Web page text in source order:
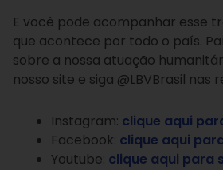
E você pode acompanhar esse
que acontece por todo o país.
sobre a nossa atuação
nosso site e siga @LBVBrasil nas
Instagram: clique aqui
Facebook: clique aqui
Youtube: clique aqui para